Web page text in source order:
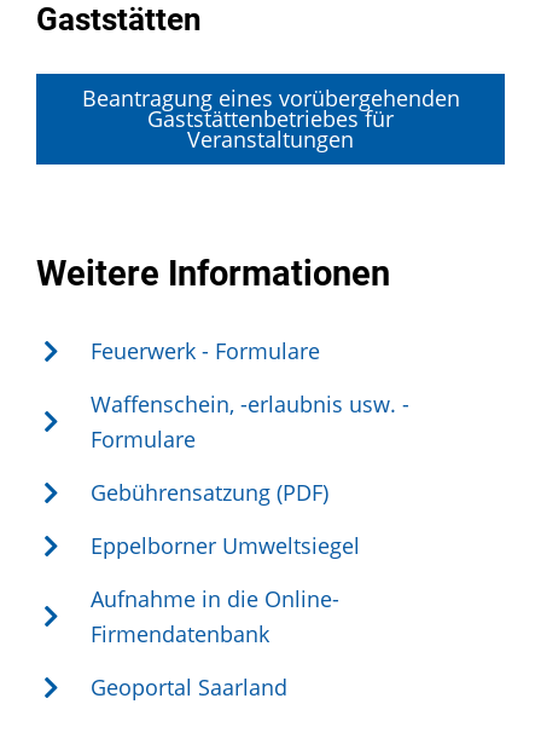
Gaststätten
Beantragung eines vorübergehenden
Gaststättenbetriebes für
Veranstaltungen
Weitere Informationen
Feuerwerk - Formulare
Waffenschein, -erlaubnis usw. -
Formulare
Gebührensatzung (PDF)
Eppelborner Umweltsiegel
Aufnahme in die Online-
Firmendatenbank
Geoportal Saarland